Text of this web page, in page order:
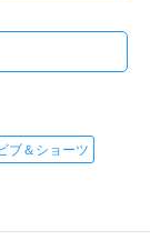
ブ＆ショーツ